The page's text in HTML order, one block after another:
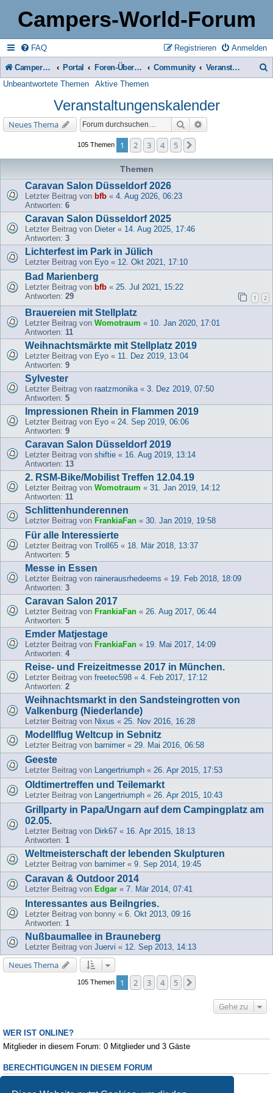
Campers-World-Forum
FAQ Anmelden
Registrieren
Campers-World-Forum Portal Foren-Übersicht Community Veranstaltungenskalender
Unbeantwortete Themen Aktive Themen
Veranstaltungenskalender
Neues Thema Suche
105 Themen 1 2 3 4 5
Themen
Caravan Salon Düsseldorf 2026
Letzter Beitrag von bfb « 4. Aug 2026, 06:23
Antworten: 6
Caravan Salon Düsseldorf 2025
Letzter Beitrag von Dieter « 14. Aug 2025, 17:46
Antworten: 3
Lichterfest im Park in Jülich
Letzter Beitrag von Eyo « 12. Okt 2021, 17:10
Bad Marienberg
Letzter Beitrag von bfb « 25. Jul 2021, 15:22
Antworten: 29 1 2
Brauereien mit Stellplatz
Letzter Beitrag von Womotraum « 10. Jan 2020, 17:01
Antworten: 11
Weihnachtsmärkte mit Stellplatz 2019
Letzter Beitrag von Eyo « 11. Dez 2019, 13:04
Antworten: 9
Sylvester
Letzter Beitrag von raatzmonika « 3. Dez 2019, 07:50
Antworten: 5
Impressionen Rhein in Flammen 2019
Letzter Beitrag von Eyo « 24. Sep 2019, 06:06
Antworten: 9
Caravan Salon Düsseldorf 2019
Letzter Beitrag von shiftie « 16. Aug 2019, 13:14
Antworten: 13
2. RSM-Bike/Mobilist Treffen 12.04.19
Letzter Beitrag von Womotraum « 31. Jan 2019, 14:12
Antworten: 11
Schlittenhunderennen
Letzter Beitrag von FrankiaFan « 30. Jan 2019, 19:58
Für alle Interessierte
Letzter Beitrag von Troll65 « 18. Mär 2018, 13:37
Antworten: 5
Messe in Essen
Letzter Beitrag von rainerausrhedeems « 19. Feb 2018, 18:09
Antworten: 3
Caravan Salon 2017
Letzter Beitrag von FrankiaFan « 26. Aug 2017, 06:44
Antworten: 5
Emder Matjestage
Letzter Beitrag von FrankiaFan « 19. Mai 2017, 14:09
Antworten: 4
Reise- und Freizeitmesse 2017 in München.
Letzter Beitrag von freetec598 « 4. Feb 2017, 17:12
Antworten: 2
Weihnachtsmarkt in den Sandsteingrotten von
Valkenburg (Niederlande)
Letzter Beitrag von Nixus « 25. Nov 2016, 16:28
Modellflug Weltcup in Sebnitz
Letzter Beitrag von barnimer « 29. Mai 2016, 06:58
Geeste
Letzter Beitrag von Langertriumph « 26. Apr 2015, 17:53
Oldtimertreffen und Teilemarkt
Letzter Beitrag von Langertriumph « 26. Apr 2015, 10:43
Grillparty in Papa/Ungarn auf dem Campingplatz am
02.05.
Letzter Beitrag von Dirk67 « 16. Apr 2015, 18:13
Antworten: 1
Weltmeisterschaft der lebenden Skulpturen
Letzter Beitrag von barnimer « 9. Sep 2014, 19:45
Caravan & Outdoor 2014
Letzter Beitrag von Edgar « 7. Mär 2014, 07:41
Interessantes aus Beilngries.
Letzter Beitrag von bonny « 6. Okt 2013, 09:16
Antworten: 1
Nußbaumallee in Brauneberg
Letzter Beitrag von Juervi « 12. Sep 2013, 14:13
Neues Thema
105 Themen 1 2 3 4 5
Gehe zu
WER IST ONLINE?
Mitglieder in diesem Forum: 0 Mitglieder und 3 Gäste
BERECHTIGUNGEN IN DIESEM FORUM